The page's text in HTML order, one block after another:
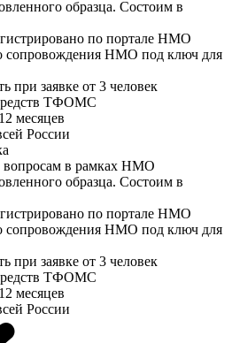
образца. Состоим в
по портале НМО
сопровождения НМО под ключ для
при заявке от 3 человек
ТФОМС
месяцев
России
вопросам в рамках НМО
образца. Состоим в
по портале НМО
сопровождения НМО под ключ для
при заявке от 3 человек
ТФОМС
месяцев
России